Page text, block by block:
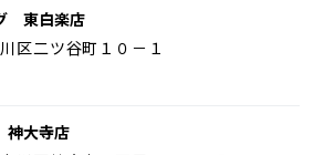
東白楽店
区二ツ谷町１０－１
大寺店